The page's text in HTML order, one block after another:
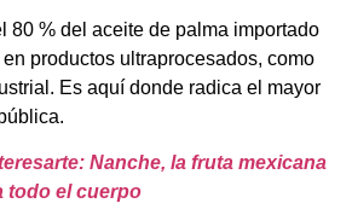
80 % del aceite de palma importado
productos ultraprocesados, como
Es aquí donde radica el mayor
Nanche, la fruta mexicana
todo el cuerpo